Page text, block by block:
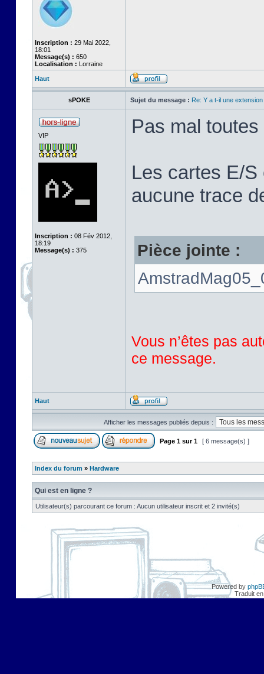
Inscription : 29 Mai 2022,
18:01
Message(s) : 650
Localisation : Lorraine
Haut
sPOKE Sujet du message : Re: Y a t-il une
VIP
Inscription : 08 Fév 2012,
18:19
Message(s) : 375
Pas mal
Les cartes E/
aucune trace
Pièce jointe :
Vous n’êtes pas
ce message.
Haut
Afficher les messages publiés depuis :
Page 1 sur1 [ 6 message(s) ]
Index du forum » Hardware
Qui est en ligne ?
Utilisateur(s) parcourant ce forum : Aucun utilisateur inscrit et 2 invité(s)
Powered by
Traduit